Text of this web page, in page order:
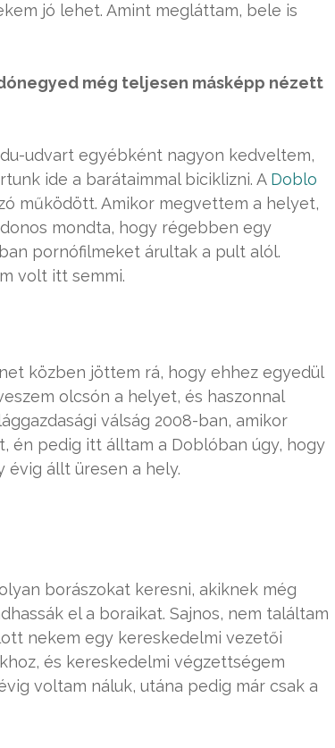
jó lehet. Amint megláttam, bele is
még teljesen másképp nézett
udvart egyébként nagyon kedveltem,
ide a barátaimmal biciklizni. A Doblo
működött. Amikor megvettem a helyet,
mondta, hogy régebben egy
pornófilmeket árultak a pult alól.
volt itt semmi.
közben jöttem rá, hogy ehhez egyedül
olcsón a helyet, és haszonnal
válság 2008-ban, amikor
én pedig itt álltam a Doblóban úgy, hogy
állt üresen a hely.
borászokat keresni, akiknek még
el a boraikat. Sajnos, nem találtam
nekem egy kereskedelmi vezetői
és kereskedelmi végzettségem
voltam náluk, utána pedig már csak a